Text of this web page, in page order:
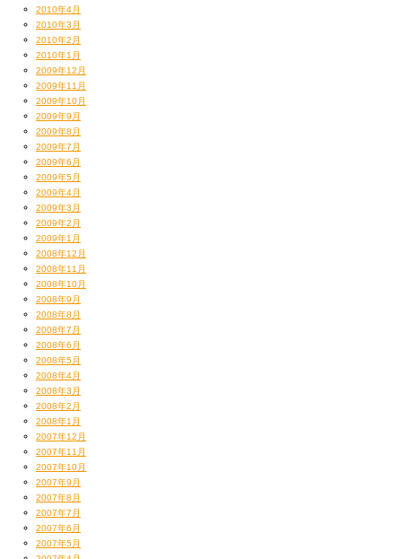
2010年4月
2010年3月
2010年2月
2010年1月
2009年12月
2009年11月
2009年10月
2009年9月
2009年8月
2009年7月
2009年6月
2009年5月
2009年4月
2009年3月
2009年2月
2009年1月
2008年12月
2008年11月
2008年10月
2008年9月
2008年8月
2008年7月
2008年6月
2008年5月
2008年4月
2008年3月
2008年2月
2008年1月
2007年12月
2007年11月
2007年10月
2007年9月
2007年8月
2007年7月
2007年6月
2007年5月